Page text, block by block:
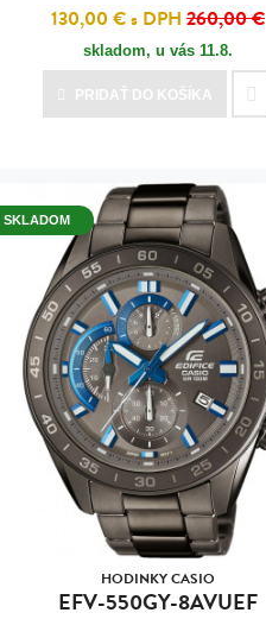
130,00 €s DPH 260,00 €
skladom, u vás 11.8.
PRIDAŤ DO KOŠÍKA
SKLADOM
HODINKY CASIO
EFV-550GY-8AVUEF